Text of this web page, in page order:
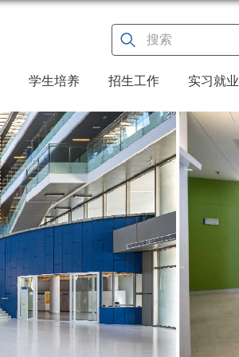
学生培养 招生工作 实习就业